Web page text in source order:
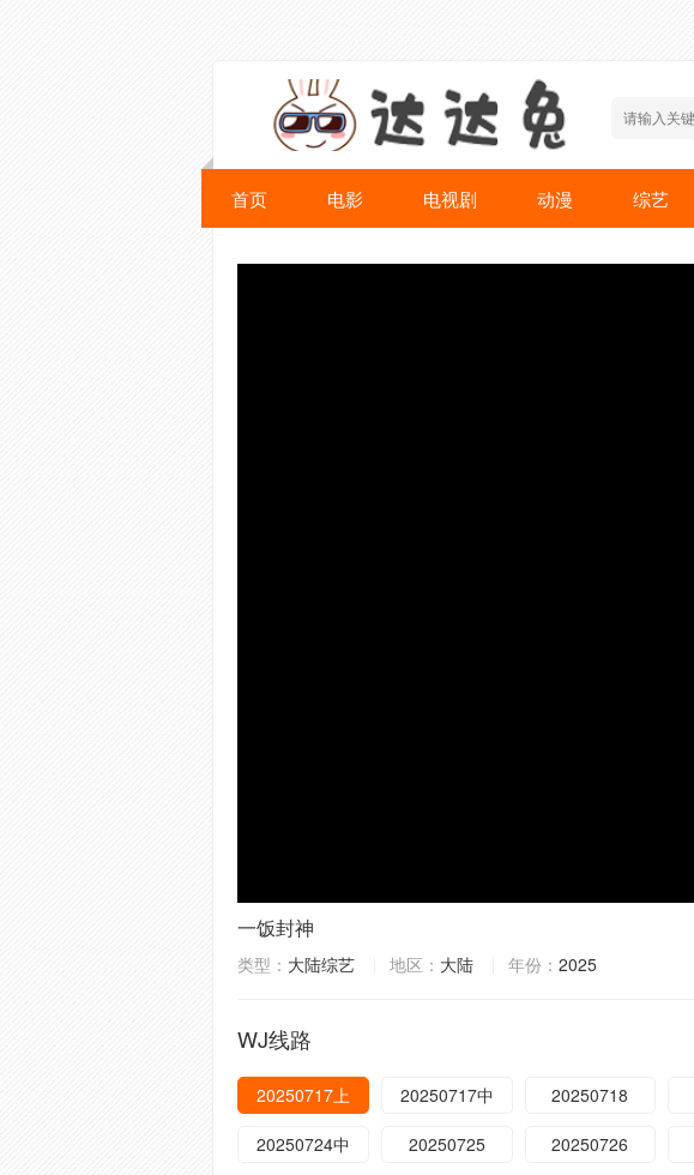
首页 电影 电视剧 动漫 综艺
一饭封神
类型： 大陆综艺 地区： 大陆 年份： 2025
WJ线路
20250717上 20250717中 20250718
20250724中 20250725 20250726